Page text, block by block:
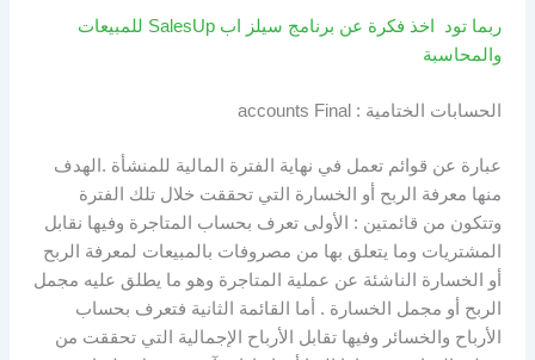
ربما تود اخذ فكرة عن برنامج سيلز اب SalesUp للمبيعات
والمحاسبة
الحسابات الختامية : accounts Final
عبارة عن قوائم تعمل في نهاية الفترة المالية للمنشأة .الهدف
منها معرفة الربح أو الخسارة التي تحققت خلال تلك الفترة
وتتكون من قائمتين : الأولى تعرف بحساب المتاجرة وفيها نقابل
المشتريات وما يتعلق بها من مصروفات بالمبيعات لمعرفة الربح
أو الخسارة الناشئة عن عملية المتاجرة وهو ما يطلق عليه مجمل
الربح أو مجمل الخسارة . أما القائمة الثانية فتعرف بحساب
الأرباح والخسائر وفيها تقابل الأرباح الإجمالية التي تحققت من